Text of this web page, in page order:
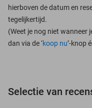
hierboven de datum en
tegelijkertijd.
(Weet je nog niet wanneer
dan via de ‘koop nu’-knop
Selectie van